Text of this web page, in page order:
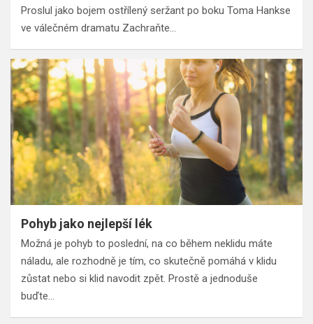
Proslul jako bojem ostřílený seržant po boku Toma Hankse
ve válečném dramatu Zachraňte…
Pohyb jako nejlepší lék
Možná je pohyb to poslední, na co během neklidu máte
náladu, ale rozhodně je tím, co skutečně pomáhá v klidu
zůstat nebo si klid navodit zpět. Prostě a jednoduše
buďte…